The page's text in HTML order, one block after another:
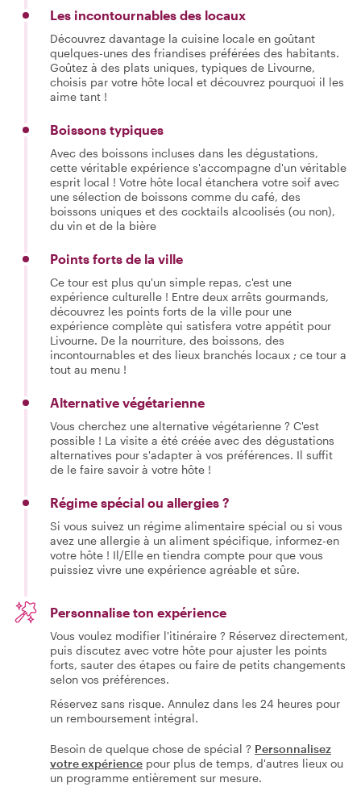
Les incontournables des locaux
Découvrez davantage la cuisine locale en goûtant
quelques-unes des friandises préférées des habitants.
Goûtez à des plats uniques, typiques de Livourne,
choisis par votre hôte local et découvrez pourquoi il les
aime tant !
Boissons typiques
Avec des boissons incluses dans les dégustations,
cette véritable expérience s'accompagne d'un véritable
esprit local ! Votre hôte local étanchera votre soif avec
une sélection de boissons comme du café, des
boissons uniques et des cocktails alcoolisés (ou non),
du vin et de la bière
Points forts de la ville
Ce tour est plus qu'un simple repas, c'est une
expérience culturelle ! Entre deux arrêts gourmands,
découvrez les points forts de la ville pour une
expérience complète qui satisfera votre appétit pour
Livourne. De la nourriture, des boissons, des
incontournables et des lieux branchés locaux ; ce tour a
tout au menu !
Alternative végétarienne
Vous cherchez une alternative végétarienne ? C'est
possible ! La visite a été créée avec des dégustations
alternatives pour s'adapter à vos préférences. Il suffit
de le faire savoir à votre hôte !
Régime spécial ou allergies ?
Si vous suivez un régime alimentaire spécial ou si vous
avez une allergie à un aliment spécifique, informez-en
votre hôte ! Il/Elle en tiendra compte pour que vous
puissiez vivre une expérience agréable et sûre.
Personnalise ton expérience
Vous voulez modifier l'itinéraire ? Réservez directement,
puis discutez avec votre hôte pour ajuster les points
forts, sauter des étapes ou faire de petits changements
selon vos préférences.
Réservez sans risque. Annulez dans les 24 heures pour
un remboursement intégral.
Besoin de quelque chose de spécial ? Personnalisez
votre expérience pour plus de temps, d'autres lieux ou
un programme entièrement sur mesure.